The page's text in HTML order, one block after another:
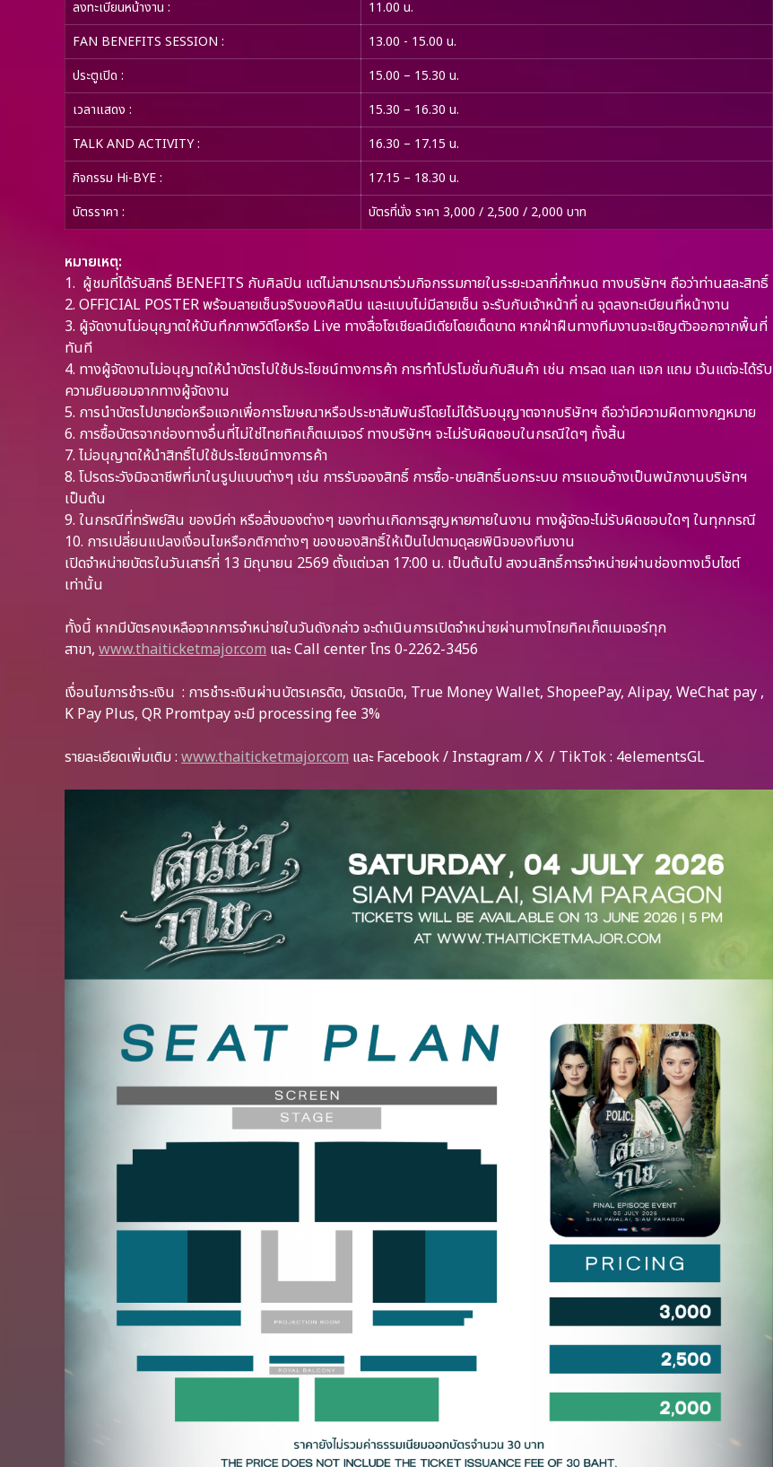
ลงทะเบียนหน้างาน :
11.00 น.
FAN BENEFITS SESSION :
13.00 - 15.00 น.
ประตูเปิด :
15.00 – 15.30 น.
เวลาแสดง :
15.30 – 16.30 น.
TALK AND ACTIVITY :
16.30 – 17.15 น.
กิจกรรม Hi-BYE :
17.15 – 18.30 น.
บัตรราคา :
บัตรที่นั่ง ราคา 3,000 / 2,500 / 2,000 บาท
หมายเหตุ:
1. ผู้ชมที่ได้รับสิทธิ์ BENEFITS กับศิลปิน แต่ไม่สามารถมาร่วมกิจกรรมภายในระยะเวลาที่กำหนด ทางบริษัทฯ ถือว่าท่านสละสิทธิ์
2. OFFICIAL POSTER พร้อมลายเซ็นจริงของศิลปิน และแบบไม่มีลายเซ็น จะรับกับเจ้าหน้าที่ ณ จุดลงทะเบียนที่หน้างาน
3. ผู้จัดงานไม่อนุญาตให้บันทึกภาพวิดีโอหรือ Live ทางสื่อโซเชียลมีเดียโดยเด็ดขาด หากฝ่าฝืนทางทีมงานจะเชิญตัวออกจากพื้นที่
ทันที
4. ทางผู้จัดงานไม่อนุญาตให้นำบัตรไปใช้ประโยชน์ทางการค้า การทำโปรโมชั่นกับสินค้า เช่น การลด แลก แจก แถม เว้นแต่จะได้รับ
ความยินยอมจากทางผู้จัดงาน
5. การนำบัตรไปขายต่อหรือแจกเพื่อการโฆษณาหรือประชาสัมพันธ์โดยไม่ได้รับอนุญาตจากบริษัทฯ ถือว่ามีความผิดทางกฎหมาย
6. การซื้อบัตรจากช่องทางอื่นที่ไม่ใช่ไทยทิคเก็ตเมเจอร์ ทางบริษัทฯ จะไม่รับผิดชอบในกรณีใดๆ ทั้งสิ้น
7. ไม่อนุญาตให้นำสิทธิ์ไปใช้ประโยชน์ทางการค้า
8. โปรดระวังมิจฉาชีพที่มาในรูปแบบต่างๆ เช่น การรับจองสิทธิ์ การซื้อ-ขายสิทธิ์นอกระบบ การแอบอ้างเป็นพนักงานบริษัทฯ
เป็นต้น
9. ในกรณีที่ทรัพย์สิน ของมีค่า หรือสิ่งของต่างๆ ของท่านเกิดการสูญหายภายในงาน ทางผู้จัดจะไม่รับผิดชอบใดๆ ในทุกกรณี
10. การเปลี่ยนแปลงเงื่อนไขหรือกติกาต่างๆ ของของสิทธิ์ให้เป็นไปตามดุลยพินิจของทีมงาน
เปิดจำหน่ายบัตรในวันเสาร์ที่ 13 มิถุนายน 2569 ตั้งแต่เวลา 17:00 น. เป็นต้นไป สงวนสิทธิ์การจำหน่ายผ่านช่องทางเว็บไซต์
เท่านั้น
ทั้งนี้ หากมีบัตรคงเหลือจากการจำหน่ายในวันดังกล่าว จะดำเนินการเปิดจำหน่ายผ่านทางไทยทิคเก็ตเมเจอร์ทุก
สาขา, www.thaiticketmajor.com และ Call center โทร 0-2262-3456
เงื่อนไขการชำระเงิน : การชำระเงินผ่านบัตรเครดิต, บัตรเดบิต, True Money Wallet, ShopeePay, Alipay, WeChat pay ,
K Pay Plus, QR Promtpay จะมี processing fee 3%
รายละเอียดเพิ่มเติม : www.thaiticketmajor.com และ Facebook / Instagram / X / TikTok : 4elementsGL